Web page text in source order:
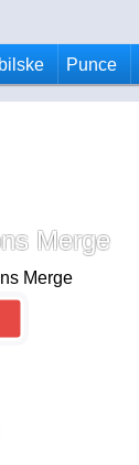
Punce
Merge